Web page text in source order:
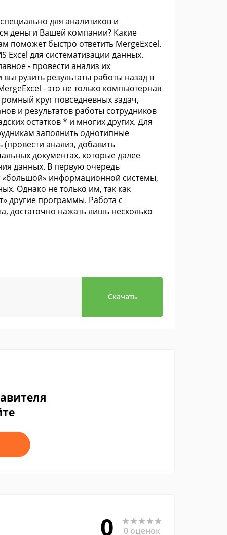
для аналитиков и
деньги Вашей компании? Какие
поможет быстро ответить MergeExcel.
Excel для систематизации данных.
- провести анализ их
результаты работы назад в
- это не только компьютерная
круг повседневных задач,
и результатов работы сотрудников
остатков * и многих других. Для
заполнить однотипные
анализ, добавить
документах, которые далее
данных. В первую очередь
«большой» информационной системы,
Однако не только им, так как
другие программы. Работа с
достаточно нажать лишь несколько
Скачать
0 0 оценок